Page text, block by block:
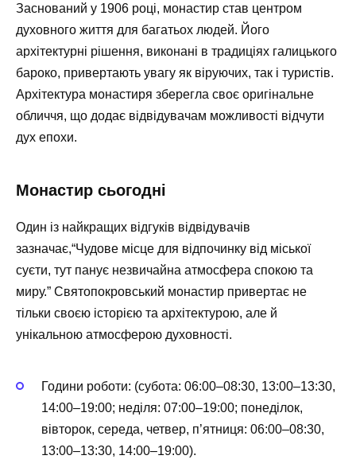
Заснований у 1906 році, монастир став центром
духовного життя для багатьох людей. Його
архітектурні рішення, виконані в традиціях галицького
бароко, привертають увагу як віруючих, так і туристів.
Архітектура монастиря зберегла своє оригінальне
обличчя, що додає відвідувачам можливості відчути
дух епохи.
Монастир сьогодні
Один із найкращих відгуків відвідувачів
зазначає,“Чудове місце для відпочинку від міської
суєти, тут панує незвичайна атмосфера спокою та
миру.” Святопокровський монастир привертає не
тільки своєю історією та архітектурою, але й
унікальною атмосферою духовності.
Години роботи: (субота: 06:00–08:30, 13:00–13:30,
14:00–19:00; неділя: 07:00–19:00; понеділок,
вівторок, середа, четвер, п’ятниця: 06:00–08:30,
13:00–13:30, 14:00–19:00).